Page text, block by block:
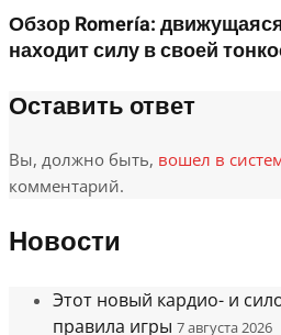
Обзор Romería:
находит силу в своей
Оставить ответ
Вы, должно быть, вошел в
комментарий.
Новости
Этот новый кардио- и
правила игры 7 августа 2026